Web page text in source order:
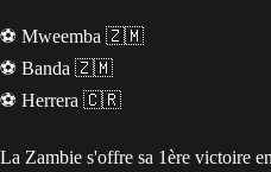
⚽️ Mweemba 🇿🇲
⚽️ Banda 🇿🇲
⚽️ Herrera 🇨🇷
La Zambie s'offre sa 1ère victoire